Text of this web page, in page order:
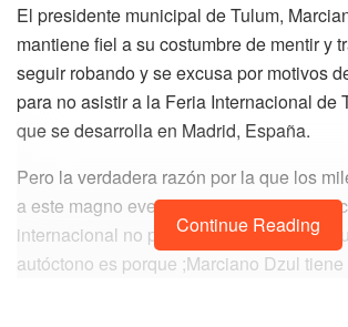
El presidente municipal de Tulum,
mantiene fiel a su costumbre de mentir y
seguir robando y se excusa por motivos
para no asistir a la Feria Internacional de
que se desarrolla en Madrid, España.
Pero la verdadera razón por la que los
a este magno evento de promoción
internacional no podrán ver y escuchar a
autóctono es porque ;Marciano Dzul
Continue Reading